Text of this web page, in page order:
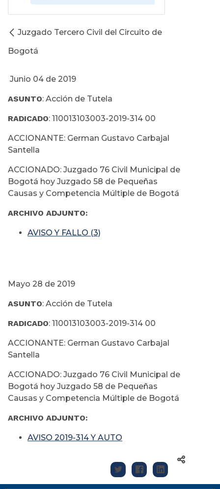
Juzgado Tercero Civil del Circuito de
Bogotá
Junio 04 de 2019
ASUNTO: Acción de Tutela
RADICADO: 110013103003-2019-314 00
ACCIONANTE: German Gustavo Carbajal
Santella
ACCIONADO: Juzgado 76 Civil Municipal de
Bogotá hoy Juzgado 58 de Pequeñas
Causas y Competencia Múltiple de Bogotá
ARCHIVO ADJUNTO:
AVISO Y FALLO (3)
Mayo 28 de 2019
ASUNTO: Acción de Tutela
RADICADO: 110013103003-2019-314 00
ACCIONANTE: German Gustavo Carbajal
Santella
ACCIONADO: Juzgado 76 Civil Municipal de
Bogotá hoy Juzgado 58 de Pequeñas
Causas y Competencia Múltiple de Bogotá
ARCHIVO ADJUNTO:
AVISO 2019-314 Y AUTO